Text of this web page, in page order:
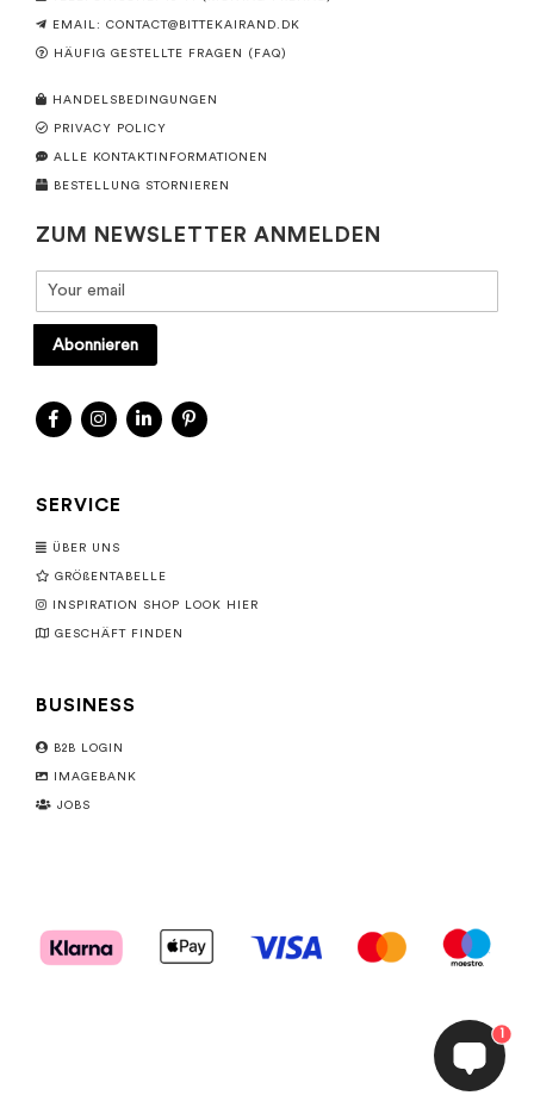
EMAIL: CONTACT@BITTEKAIRAND.DK
HÄUFIG GESTELLTE FRAGEN (FAQ)
HANDELSBEDINGUNGEN
PRIVACY POLICY
ALLE KONTAKTINFORMATIONEN
BESTELLUNG STORNIEREN
ZUM NEWSLETTER ANMELDEN
Abonnieren
SERVICE
ÜBER UNS
GRÖßENTABELLE
INSPIRATION SHOP LOOK HIER
GESCHÄFT FINDEN
BUSINESS
B2B LOGIN
IMAGEBANK
JOBS
1